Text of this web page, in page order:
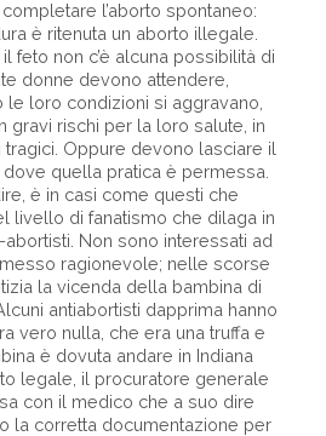
l’aborto spontaneo:
è ritenuta un aborto illegale.
feto non c’è alcuna possibilità di
donne devono attendere,
loro condizioni si aggravano,
gravi rischi per la loro salute, in
tragici. Oppure devono lasciare il
quella pratica è permessa.
è in casi come questi che
livello di fanatismo che dilaga in
Non sono interessati ad
ragionevole; nelle scorse
la vicenda della bambina di
antiabortisti dapprima hanno
vero nulla, che era una truffa e
è dovuta andare in Indiana
legale, il procuratore generale
con il medico che a suo dire
la corretta documentazione per